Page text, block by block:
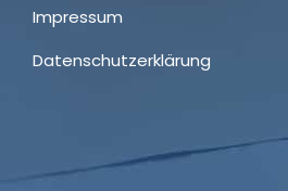
Impressum
Datenschutzerklärung